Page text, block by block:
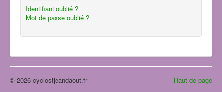
Identifiant oublié ?
Mot de passe oublié ?
Haut de page
© 2026 cyclostjeandaout.fr